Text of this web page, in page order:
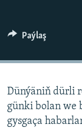
Paýlaş
Dünýäniň dürli
günki bolan we
gysgaça